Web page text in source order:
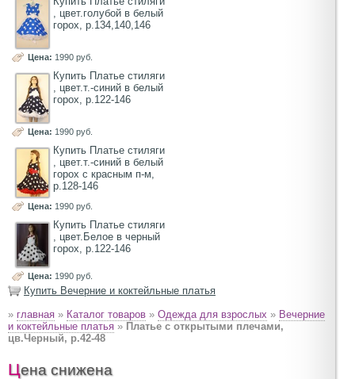
, цвет.голубой в белый
горох, р.134,140,146
Цена: 1990 руб.
Купить Платье стиляги
, цвет.т.-синий в белый
горох, р.122-146
Цена: 1990 руб.
Купить Платье стиляги
, цвет.т.-синий в белый
горох с красным п-м,
р.128-146
Цена: 1990 руб.
Купить Платье стиляги
, цвет.Белое в черный
горох, р.122-146
Цена: 1990 руб.
Купить Вечерние и коктейльные платья
» главная » Каталог товаров » Одежда для взрослых » Вечерние
и коктейльные платья » Платье с открытыми плечами,
цв.Черный, р.42-48
Цена снижена